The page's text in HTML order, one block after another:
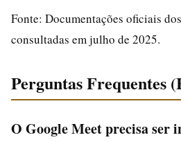
Fonte: Documentações oficiais
consultadas em julho de 2025.
Perguntas Frequentes
O Google Meet precisa ser